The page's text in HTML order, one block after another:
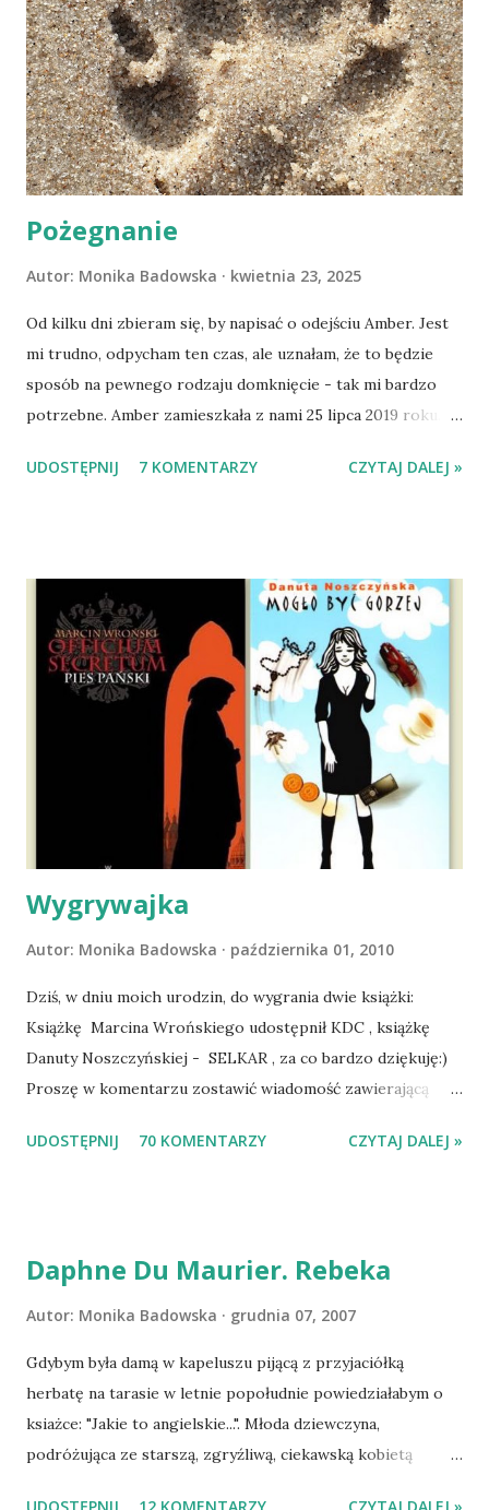
Pożegnanie
Autor: Monika Badowska kwietnia 23, 2025
Od kilku dni zbieram się, by napisać o odejściu Amber. Jest
mi trudno, odpycham ten czas, ale uznałam, że to będzie
sposób na pewnego rodzaju domknięcie - tak mi bardzo
potrzebne. Amber zamieszkała z nami 25 lipca 2019 roku.
Mazowieckim, pojechaliśmy na wizytę zapoznawczą, a kilka
wspólnego życia przeczytacie TUTAJ i TUTAJ . Gdy już
nieco okrzepliśmy w codzienności z psem, a Amber - z
ludźmi i kotami, pojawił się pomysł na wspólny jesienny
wyjazd w Beskid Niski. Zanim to jednak się stało psica miała
atak padaczki, co spowodowało, że wyjazd odwołaliśmy,
wdrożyliśmy leczenie i od nowa zaczęliśmy oswajać z nami i
wspólnym życiem zdezorientowanego chorobą psa. Udało
się ustabilizować zawirowania zdrowotne i wówczas
zaczęliśmy się cieszyć sobą wzajemnie już na 100%.
Dopier...
UDOSTĘPNIJ 7 KOMENTARZY CZYTAJ DALEJ »
Wygrywajka
Autor: Monika Badowska października 01, 2010
Dziś, w dniu moich urodzin, do wygrania dwie książki:
Książkę Marcina Wrońskiego udostępnił KDC , książkę
Danuty Noszczyńskiej - SELKAR , za co bardzo dziękuję:)
Proszę w komentarzu zostawić wiadomość zawierającą
Losowanie odbędzie się w niedzielę o 8:00. Zapraszam
UDOSTĘPNIJ 70 KOMENTARZY CZYTAJ DALEJ »
Daphne Du Maurier. Rebeka
Autor: Monika Badowska grudnia 07, 2007
Gdybym była damą w kapeluszu pijącą z przyjaciółką
herbatę na tarasie w letnie popołudnie powiedziałabym o
ksiażce: "Jakie to angielskie...". Młoda dziewczyna,
podróżująca ze starszą, zgryźliwą, ciekawską kobietą